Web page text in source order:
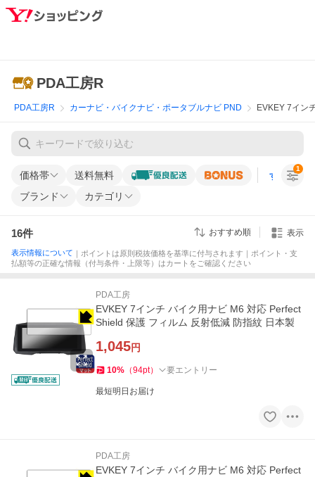
PDA工房R
PDA工房R カーナビ・バイクナビ・ポータブルナビ PND EVKEY 7イン
価格帯 送料無料 すべての条
ブランド カテゴリ
1
16件 おすすめ順 表示
表示情報について ｜ポイントは原則税抜価格を基準に付与されます｜ポイント・支
払額等の正確な情報（付与条件・上限等）はカートをご確認ください
PDA工房
EVKEY 7インチ バイク用ナビ M6 対応 Perfect
Shield 保護 フィルム 反射低減 防指紋 日本製
1,045円
10% （94pt） 要エントリー
最短明日お届け
PDA工房
EVKEY 7インチ バイク用ナビ M6 対応 Perfect